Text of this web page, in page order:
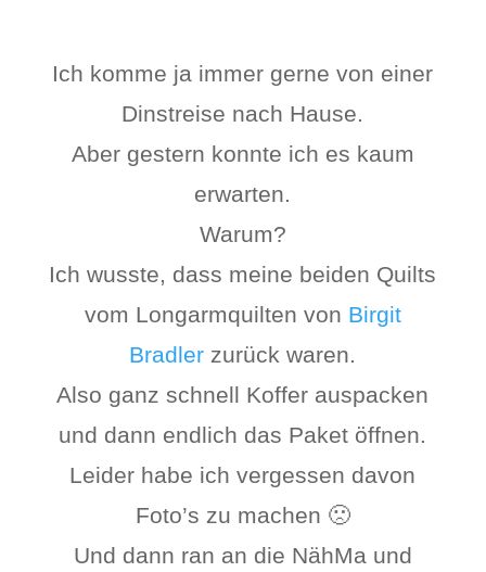
Ich komme ja immer gerne von einer
Dinstreise nach Hause.
Aber gestern konnte ich es kaum
erwarten.
Warum?
Ich wusste, dass meine beiden Quilts
vom Longarmquilten von Birgit
Bradler zurück waren.
Also ganz schnell Koffer auspacken
und dann endlich das Paket öffnen.
Leider habe ich vergessen davon
Foto’s zu machen 🙁
Und dann ran an die NähMa und